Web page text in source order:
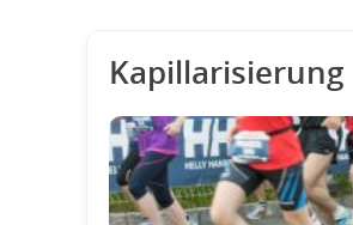
Kapillarisierung